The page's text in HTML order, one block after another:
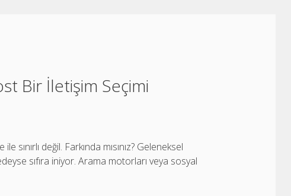
Bir İletişim Seçimi
değil. Farkında mısınız? Geleneksel
sıfıra iniyor. Arama motorları veya sosyal